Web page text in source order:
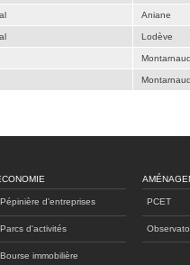
Aniane
Lodève
Montarnaud
Montarnaud
Pépinière d'entreprises
Parcs d'activités
Bourse immobilière
PCET